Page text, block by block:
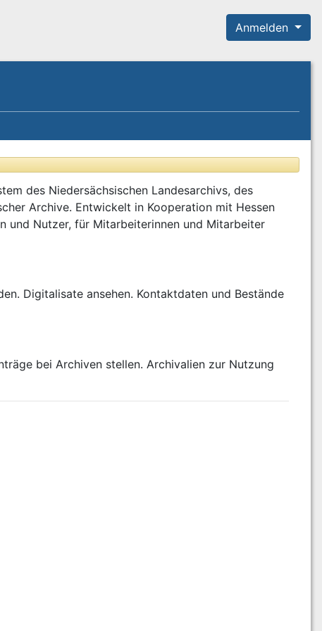
Anmelden
des Niedersächsischen Landesarchivs, des
Archive. Entwickelt in Kooperation mit Hessen
und Nutzer, für Mitarbeiterinnen und Mitarbeiter
Digitalisate ansehen. Kontaktdaten und Bestände
bei Archiven stellen. Archivalien zur Nutzung